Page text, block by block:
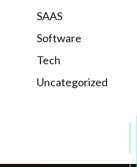
SAAS
Software
Tech
Uncategorized